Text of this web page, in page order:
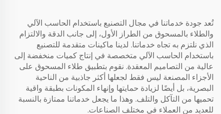
تُعد جودة خدماتنا في مجال التصنيع باستخدام الحاسب الآلي
والطلاء بالمسحوق من الطراز الأول، إلى جانب الدقة والالتزام
الذي نلتزم به تجاه خدماتنا. لدينا ماكينات متقدمة للتصنيع
باستخدام الحاسب الآلي متخصصة في إنتاج كميات منخفضة إلى
عالية من التصاميم المعقدة. نقوم بتطبيق طلاء المسحوق على
الأجزاء المصنعة ليس فقط لجعلها أكثر جاذبية من الناحية
البصرية، بل أيضًا لزيادة حمايتها وإنهاء المكونات بطبقة واقية
تحميها من التآكل والتلف. وهذا ما يجعل خدماتنا ممتازة بالنسبة
للعديد من العملاء في مختلف الصناعات.